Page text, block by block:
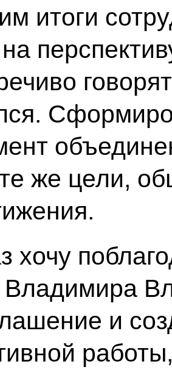
итоги
же цели,
хочу
Владимира
и